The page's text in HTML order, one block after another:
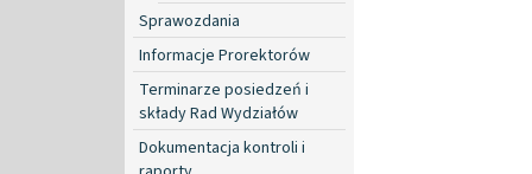
Sprawozdania
Informacje Prorektorów
Terminarze posiedzeń i
składy Rad Wydziałów
Dokumentacja kontroli i